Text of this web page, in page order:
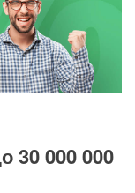
30 000 000